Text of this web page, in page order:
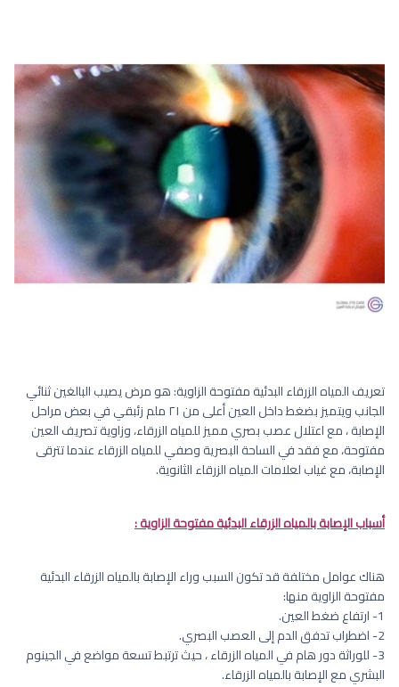
تعريف المياه الزرقاء البدئية مفتوحة الزاوية: هو مرض يصيب البالغين ثنائي
الجانب ويتميز بضغط داخل العين أعلى من ٢١ ملم زئبقي في بعض مراحل
الإصابة ، مع اعتلال عصب بصري مميز للمياه الزرقاء، وزاوية تصريف العين
مفتوحة، مع فقد في الساحة البصرية وصفي للمياه الزرقاء عندما تترقى
الإصابة، مع غياب لعلامات المياه الزرقاء الثانوية.
أسباب الإصابة بالمياه الزرقاء البدئية مفتوحة الزاوية :
هناك عوامل مختلفة قد تكون السبب وراء الإصابة بالمياه الزرقاء البدئية
مفتوحة الزاوية منها:
1- ارتفاع ضغط العين.
2- اضطراب تدفق الدم إلى العصب البصري.
3- للوراثة دور هام في المياه الزرقاء ، حيث ترتبط تسعة مواضع في الجينوم
البشري مع الإصابة بالمياه الزرقاء.